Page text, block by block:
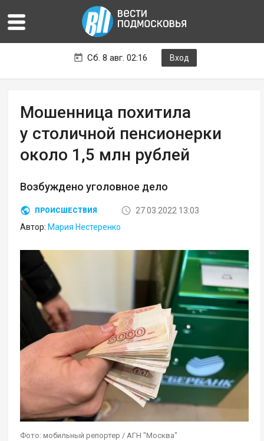
Сб. 8 авг. 02:16 Вход
Мошенница похитила
у столичной пенсионерки
около 1,5 млн рублей
Возбуждено уголовное дело
ПРОИСШЕСТВИЯ
27.03.2022 13:03
Автор: Мария Нестеренко
Фото: мобильный репортер / АГН "Москва"